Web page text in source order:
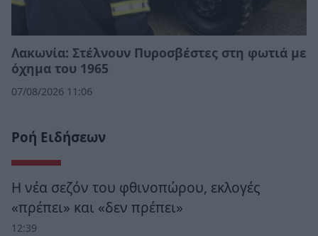
Λακωνία: Στέλνουν Πυροσβέστες στη φωτιά με
όχημα του 1965
07/08/2026 11:06
Ροή Ειδήσεων
Η νέα σεζόν του φθινοπώρου, εκλογές
«πρέπει» και «δεν πρέπει»
12:39